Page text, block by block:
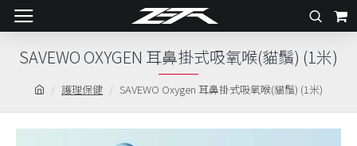
護理保健 SAVEWO Oxygen 耳鼻掛式吸氧喉(貓鬚) (1米)
SAVEWO OXYGEN 耳鼻掛式吸氧喉(貓鬚) (1米)